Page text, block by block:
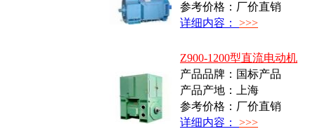
参考价格：厂价直销
详细内容： >>>
Z900-1200型直流电动机
产品品牌：国标产品
产品产地：上海
参考价格：厂价直销
详细内容： >>>